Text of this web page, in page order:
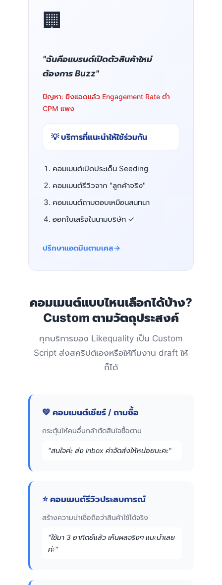
🏢
"ฉันคือแบรนด์เปิดตัวสินค้าใหม่
ต้องการ Buzz"
ปัญหา: ยิงแอดแล้ว Engagement Rate ต่ำ
CPM แพง
💡 บริการที่แนะนำให้ใช้ร่วมกัน
คอมเมนต์เปิดประเด็น Seeding
คอมเมนต์รีวิวจาก "ลูกค้าจริง"
คอมเมนต์ถามตอบเหมือนสนทนา
ออกใบเสร็จในนามบริษัท ✓
ปรึกษาแอดมินตามเคส
คอมเมนต์แบบไหนเลือกได้บ้าง?
Custom ตามวัตถุประสงค์
ทุกบริการของ Likequality เป็น Custom
Script ส่งสคริปต์เองหรือให้ทีมงาน draft ให้
ก็ได้
💚 คอมเมนต์เชียร์ / ถามซื้อ
กระตุ้นให้คนอื่นกล้าตัดสินใจซื้อตาม
"สนใจค่ะ ส่ง inbox ค่าจัดส่งให้หน่อยนะคะ"
⭐ คอมเมนต์รีวิวประสบการณ์
สร้างความน่าเชื่อถือว่าสินค้าใช้ได้จริง
"ใช้มา 3 อาทิตย์แล้ว เห็นผลจริงๆ แนะนำเลย
ค่ะ"